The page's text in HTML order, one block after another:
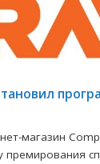
магазин
премирования